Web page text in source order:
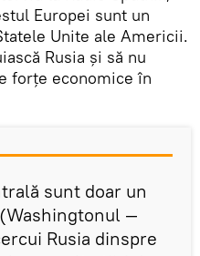
Europei sunt un
Unite ale Americii.
Rusia şi să nu
forțe economice în
sunt doar un
—
Rusia dinspre